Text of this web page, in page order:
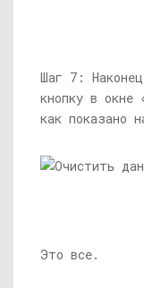
Шаг 7:
кнопку в окне
как показано
Это все.